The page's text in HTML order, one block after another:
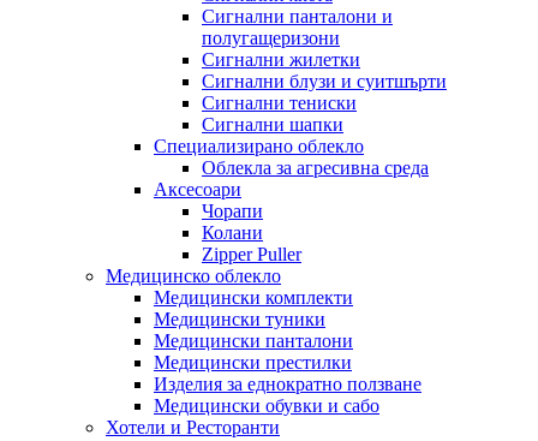
Сигнални панталони и
полугащеризони
Сигнални жилетки
Сигнални блузи и суитшърти
Сигнални тениски
Сигнални шапки
Специализирано облекло
Облекла за агресивна среда
Аксесоари
Чорапи
Колани
Zipper Puller
Медицинско облекло
Медицински комплекти
Медицински туники
Медицински панталони
Медицински престилки
Изделия за еднократно ползване
Медицински обувки и сабо
Хотели и Ресторанти